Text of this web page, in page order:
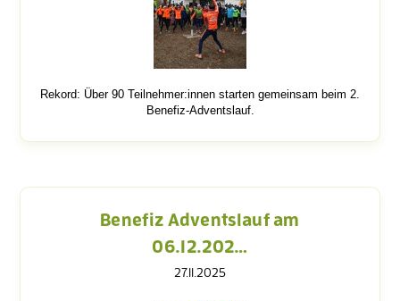
Rekord: Über 90 Teilnehmer:innen starten gemeinsam beim 2.
Benefiz-Adventslauf.
Benefiz Adventslauf am
06.12.202…
27.11.2025